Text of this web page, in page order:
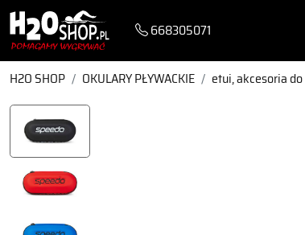
668305071
H2O SHOP OKULARY PŁYWACKIE etui, akcesoria